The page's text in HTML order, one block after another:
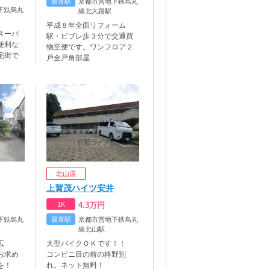
鉄烏丸
ーパ
利な
街で
線北大路駅
平成８年全面リフォーム
駅・ビブレ歩３分で交通買
物至便です。ワンフロア２
戸全戸角部屋
鉄烏丸
求め
！
北山店
上賀茂ハイツ安井
1K 4.3万円
最寄駅
京都市営地下鉄烏丸
線北山駅
大型バイクＯＫです！！
コンビニ目の前の柊野別
れ。ネット無料！